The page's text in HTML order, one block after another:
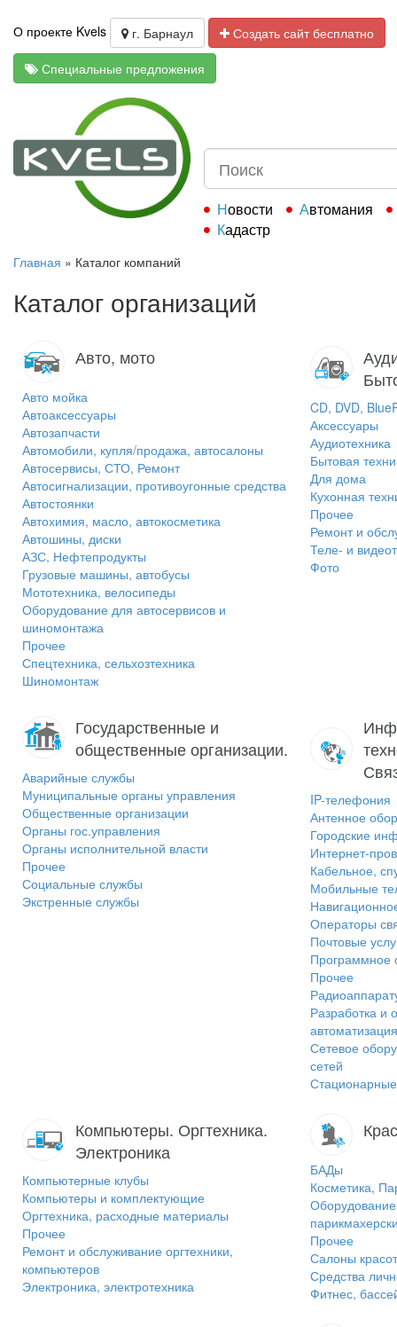
О проекте Kvels г. Барнаул
Создать сайт бесплатно
Специальные предложения
Новости
Автомания
Кадастр
Главная » Каталог компаний
Каталог организаций
Авто, мото
Авто мойка
Автоаксессуары
Автозапчасти
Автомобили, купля/продажа, автосалоны
Автосервисы, СТО, Ремонт
Автосигнализации, противоугонные средства
Автостоянки
Автохимия, масло, автокосметика
Автошины, диски
АЗС, Нефтепродукты
Грузовые машины, автобусы
Мототехника, велосипеды
Оборудование для автосервисов и
шиномонтажа
Прочее
Спецтехника, сельхозтехника
Шиномонтаж
CD, DVD,
Аксессуары
Аудиотехника
Бытовая
Для дома
Кухонная
Прочее
Ремонт и
Теле- и
Фото
Государственные и
общественные организации.
Аварийные службы
Муниципальные органы управления
Общественные организации
Органы гос.управления
Органы исполнительной власти
Прочее
Социальные службы
Экстренные службы
IP-телефония
Антенное
Городские
Интернет-
Кабельное,
Мобильные
Операторы
Почтовые
Программное
Прочее
Разработка и
автоматизация
Сетевое
сетей
Компьютеры. Оргтехника.
Электроника
Компьютерные клубы
Компьютеры и комплектующие
Оргтехника, расходные материалы
Прочее
Ремонт и обслуживание оргтехники,
компьютеров
Электроника, электротехника
БАДы
Косметика,
Прочее
Салоны
Средства
Фитнес,